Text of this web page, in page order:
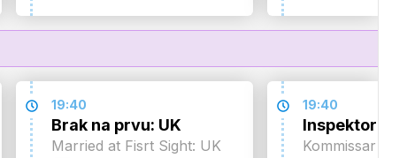
19:40
Brak na prvu: UK
Married at Fisrt Sight: UK
19:40
Inspektor
Kommissar Rex